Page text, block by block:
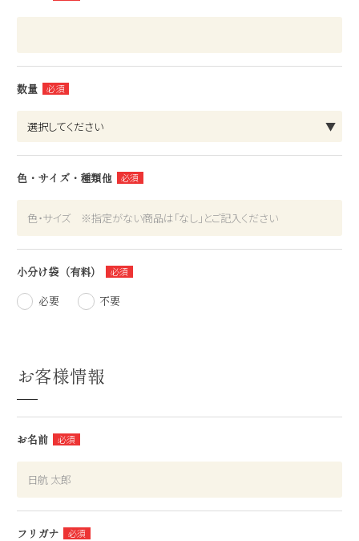
数量
色・サイズ・種類他
小分け袋（有料）
必要
不要
お客様情報
お名前
フリガナ